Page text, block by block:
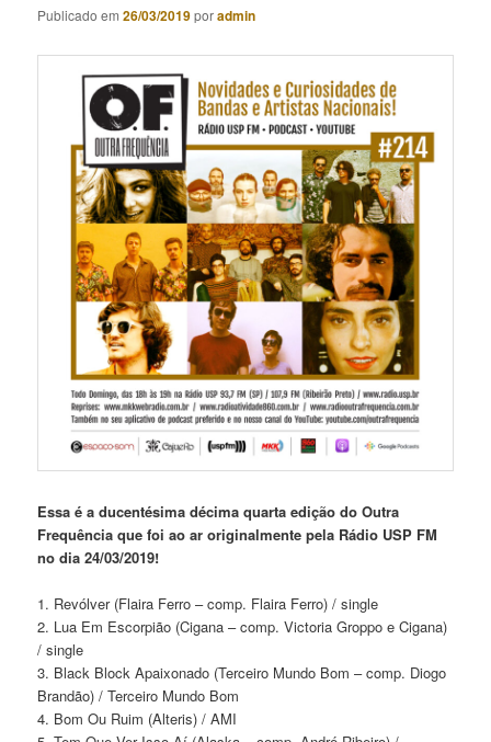
Publicado em26/03/2019poradmin
Essa é a ducentésima décima quarta edição do Outra
Frequência que foi ao ar originalmente pela Rádio USP FM
no dia 24/03/2019!
1. Revólver (Flaira Ferro – comp. Flaira Ferro) / single
2. Lua Em Escorpião (Cigana – comp. Victoria Groppo e Cigana)
/ single
3. Black Block Apaixonado (Terceiro Mundo Bom – comp. Diogo
Brandão) / Terceiro Mundo Bom
4. Bom Ou Ruim (Alteris) / AMI